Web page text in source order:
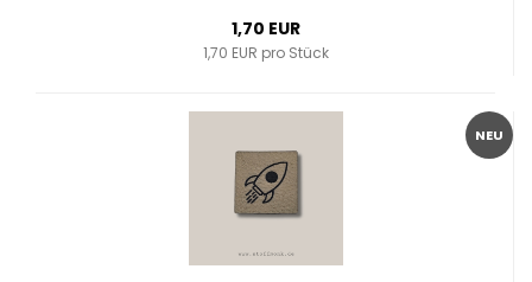
1,70 EUR
1,70 EUR pro Stück
NEU